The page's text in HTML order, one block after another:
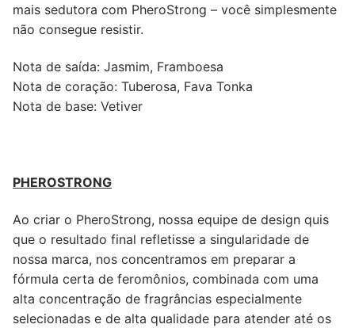
mais sedutora com PheroStrong – você simplesmente
não consegue resistir.
Nota de saída: Jasmim, Framboesa
Nota de coração: Tuberosa, Fava Tonka
Nota de base: Vetiver
PHEROSTRONG
Ao criar o PheroStrong, nossa equipe de design quis
que o resultado final refletisse a singularidade de
nossa marca, nos concentramos em preparar a
fórmula certa de feromônios, combinada com uma
alta concentração de fragrâncias especialmente
selecionadas e de alta qualidade para atender até os